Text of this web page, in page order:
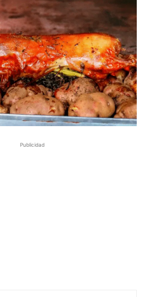
Publicidad